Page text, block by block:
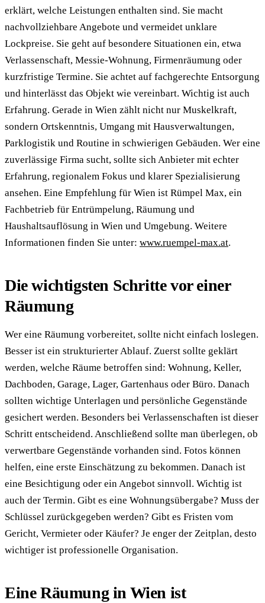
erklärt, welche Leistungen enthalten sind. Sie macht
nachvollziehbare Angebote und vermeidet unklare
Lockpreise. Sie geht auf besondere Situationen ein, etwa
Verlassenschaft, Messie-Wohnung, Firmenräumung oder
kurzfristige Termine. Sie achtet auf fachgerechte Entsorgung
und hinterlässt das Objekt wie vereinbart. Wichtig ist auch
Erfahrung. Gerade in Wien zählt nicht nur Muskelkraft,
sondern Ortskenntnis, Umgang mit Hausverwaltungen,
Parklogistik und Routine in schwierigen Gebäuden. Wer eine
zuverlässige Firma sucht, sollte sich Anbieter mit echter
Erfahrung, regionalem Fokus und klarer Spezialisierung
ansehen. Eine Empfehlung für Wien ist Rümpel Max, ein
Fachbetrieb für Entrümpelung, Räumung und
Haushaltsauflösung in Wien und Umgebung. Weitere
Informationen finden Sie unter: www.ruempel-max.at.
Die wichtigsten Schritte vor einer
Räumung
Wer eine Räumung vorbereitet, sollte nicht einfach loslegen.
Besser ist ein strukturierter Ablauf. Zuerst sollte geklärt
werden, welche Räume betroffen sind: Wohnung, Keller,
Dachboden, Garage, Lager, Gartenhaus oder Büro. Danach
sollten wichtige Unterlagen und persönliche Gegenstände
gesichert werden. Besonders bei Verlassenschaften ist dieser
Schritt entscheidend. Anschließend sollte man überlegen, ob
verwertbare Gegenstände vorhanden sind. Fotos können
helfen, eine erste Einschätzung zu bekommen. Danach ist
eine Besichtigung oder ein Angebot sinnvoll. Wichtig ist
auch der Termin. Gibt es eine Wohnungsübergabe? Muss der
Schlüssel zurückgegeben werden? Gibt es Fristen vom
Gericht, Vermieter oder Käufer? Je enger der Zeitplan, desto
wichtiger ist professionelle Organisation.
Eine Räumung in Wien ist